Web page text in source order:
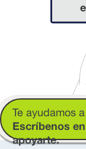
Te ayudamos
Escríbenos
apoyarte.